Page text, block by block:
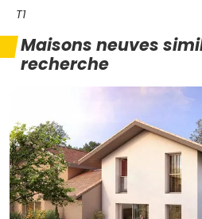
T1
Maisons neuves
recherche